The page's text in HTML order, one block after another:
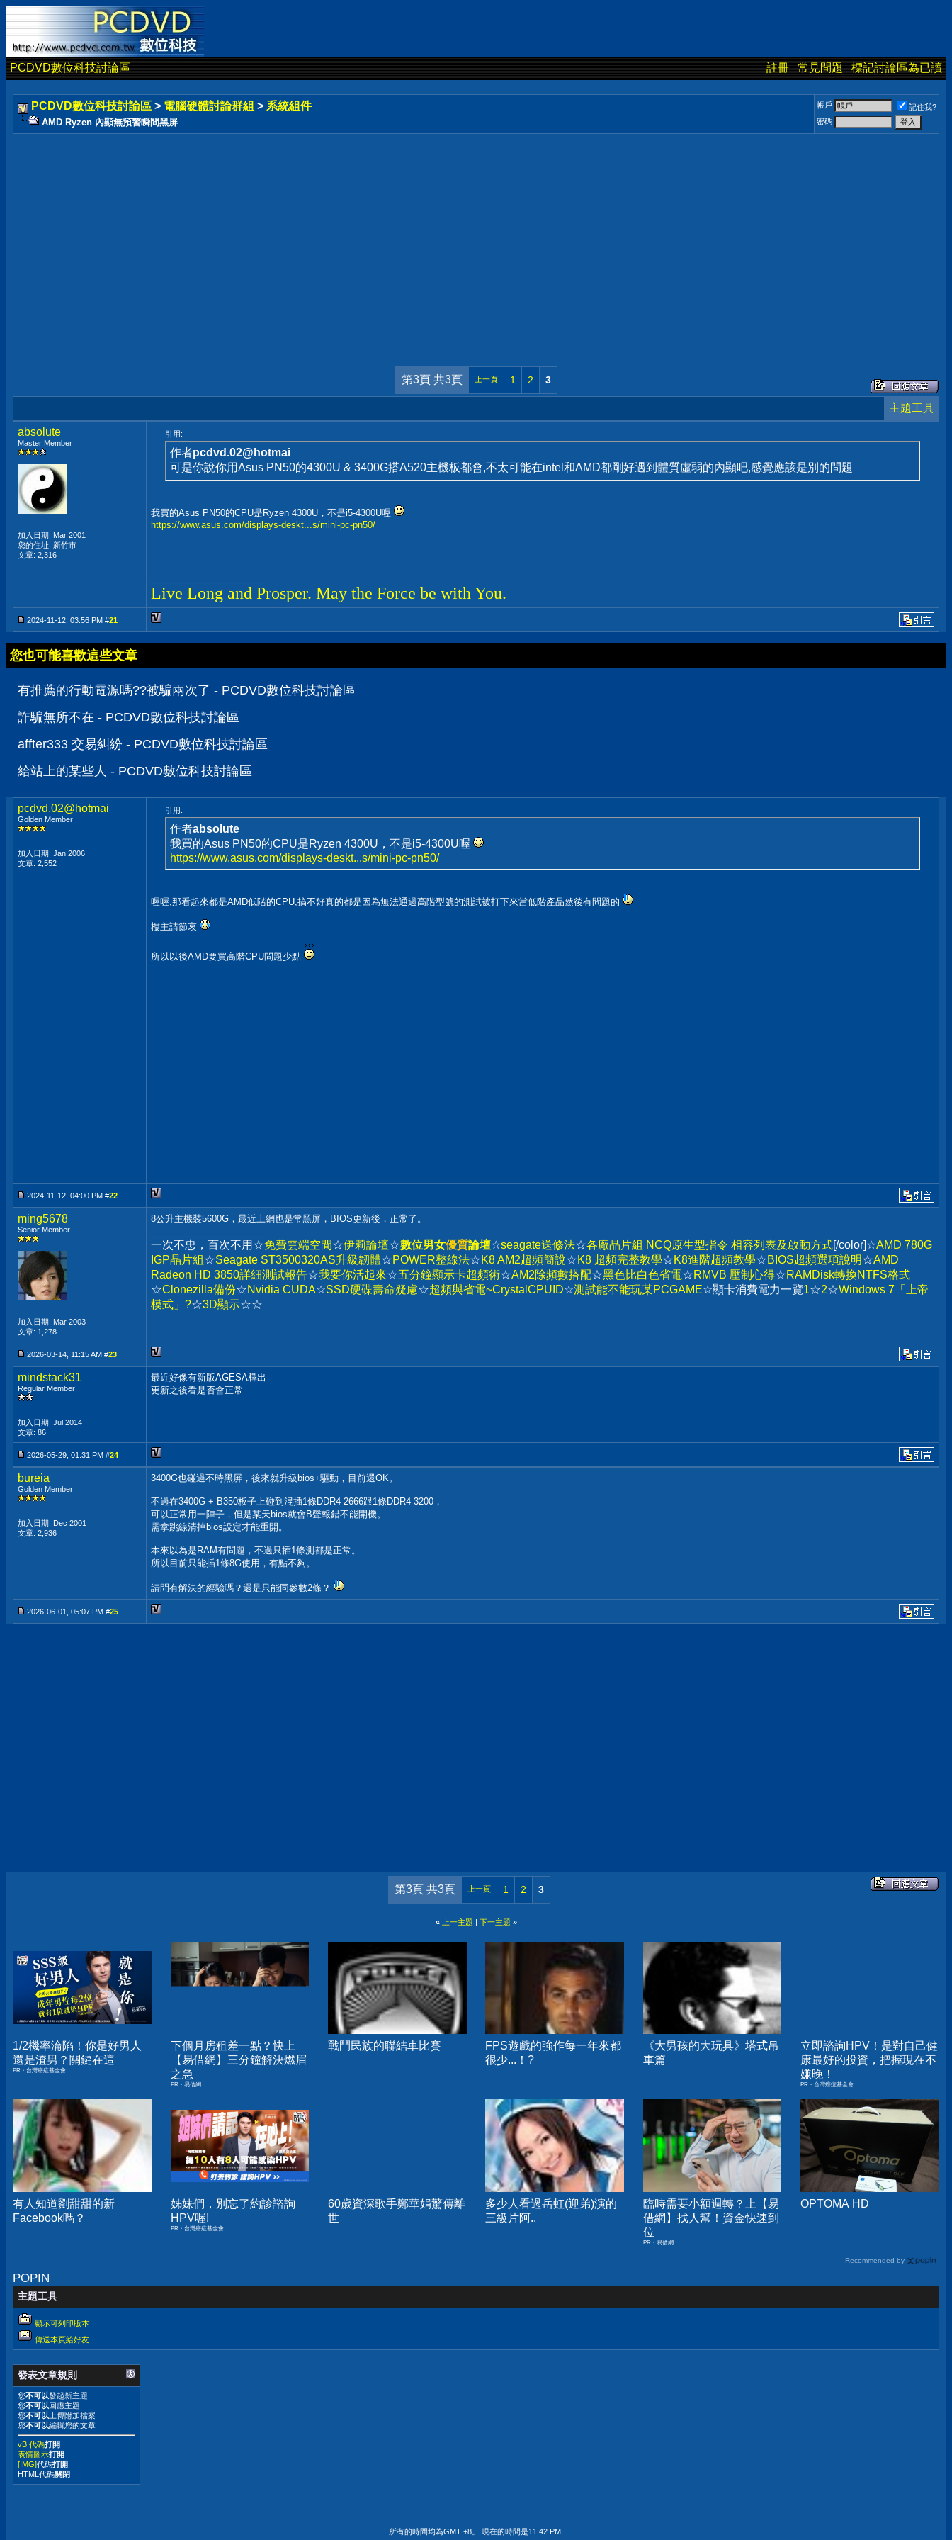
PCDVD數位科技討論區 註冊 常見問題 標記討論區為已讀
PCDVD數位科技討論區 > 電腦硬體討論群組 > 系統組件
AMD Ryzen 內顯無預警瞬間黑屏
帳戶
記住我?
密碼
第3頁 共3頁 上一頁 1 2 3
主題工具
absolute
Master Member
加入日期: Mar 2001
您的住址: 新竹市
文章: 2,316
引用:
作者pcdvd.02@hotmai
可是你說你用Asus PN50的4300U & 3400G搭A520主機板都會,不太可能在intel和AMD都剛好遇到體質虛弱的內顯吧,感覺應該是別的問題
我買的Asus PN50的CPU是Ryzen 4300U，不是i5-4300U喔
https://www.asus.com/displays-deskt...s/mini-pc-pn50/
Live Long and Prosper. May the Force be with You.
2024-11-12, 03:56 PM #21
您也可能喜歡這些文章
有推薦的行動電源嗎??被騙兩次了 - PCDVD數位科技討論區
詐騙無所不在 - PCDVD數位科技討論區
affter333 交易糾紛 - PCDVD數位科技討論區
給站上的某些人 - PCDVD數位科技討論區
pcdvd.02@hotmai
Golden Member
加入日期: Jan 2006
文章: 2,552
引用:
作者absolute
我買的Asus PN50的CPU是Ryzen 4300U，不是i5-4300U喔
https://www.asus.com/displays-deskt...s/mini-pc-pn50/
喔喔,那看起來都是AMD低階的CPU,搞不好真的都是因為無法通過高階型號的測試被打下來當低階產品然後有問題的
樓主請節哀
所以以後AMD要買高階CPU問題少點
2024-11-12, 04:00 PM #22
ming5678
Senior Member
加入日期: Mar 2003
文章: 1,278
8公升主機裝5600G，最近上網也是常黑屏，BIOS更新後，正常了。
一次不忠，百次不用☆免費雲端空間☆伊莉論壇☆數位男女優質論壇☆seagate送修法☆各廠晶片組 NCQ原生型指令 相容列表及啟動方式[/color]☆AMD 780G
IGP晶片組 ☆Seagate ST3500320AS升級韌體☆POWER整線法☆K8 AM2超頻簡說☆K8 超頻完整教學☆K8進階超頻教學☆BIOS超頻選項說明☆AMD
Radeon HD 3850詳細測試報告☆我要你活起來☆五分鐘顯示卡超頻術☆AM2除頻數搭配☆黑色比白色省電☆RMVB 壓制心得☆RAMDisk轉換NTFS格式
☆Clonezilla備份☆Nvidia CUDA☆SSD硬碟壽命疑慮☆超頻與省電~CrystalCPUID☆測試能不能玩某PCGAME☆顯卡消費電力一覽1☆2☆Windows 7「上帝
模式」?☆3D顯示☆☆
2026-03-14, 11:15 AM #23
mindstack31
Regular Member
加入日期: Jul 2014
文章: 86
最近好像有新版AGESA釋出
更新之後看是否會正常
2026-05-29, 01:31 PM #24
bureia
Golden Member
加入日期: Dec 2001
文章: 2,936
3400G也碰過不時黑屏，後來就升級bios+驅動，目前還OK。
不過在3400G + B350板子上碰到混插1條DDR4 2666跟1條DDR4 3200，
可以正常用一陣子，但是某天bios就會B聲報錯不能開機。
需拿跳線清掉bios設定才能重開。
本來以為是RAM有問題，不過只插1條測都是正常。
所以目前只能插1條8G使用，有點不夠。
請問有解決的經驗嗎？還是只能同參數2條？
2026-06-01, 05:07 PM #25
第3頁 共3頁 上一頁 1 2 3
« 上一主題 | 下一主題 »
1/2機率淪陷！你是好男人
還是渣男？關鍵在這
PR・台灣癌症基金會
下個月房租差一點？快上
【易借網】三分鐘解決燃眉
之急
PR・易借網
戰鬥民族的聯結車比賽
FPS遊戲的強作每一年來都
很少...！?
《大男孩的大玩具》塔式吊
車篇
立即諮詢HPV！是對自己健
康最好的投資，把握現在不
嫌晚！
PR・台灣癌症基金會
有人知道劉甜甜的新
Facebook嗎？
姊妹們，別忘了約診諮詢
HPV喔!
PR・台灣癌症基金會
60歲資深歌手鄭華娟驚傳離
世
多少人看過岳虹(迎弟)演的
三級片阿..
臨時需要小額週轉？上【易
借網】找人幫！資金快速到
位
PR・易借網
OPTOMA HD
Recommended by
POPIN
主題工具
顯示可列印版本
傳送本頁給好友
發表文章規則
您不可以發起新主題
您不可以回應主題
您不可以 上傳附加檔案
您不可以編輯您的文章
vB 代碼打開
表情圖示打開
[IMG]代碼打開
HTML代碼關閉
所有的時間均為GMT +8。 現在的時間是11:42 PM